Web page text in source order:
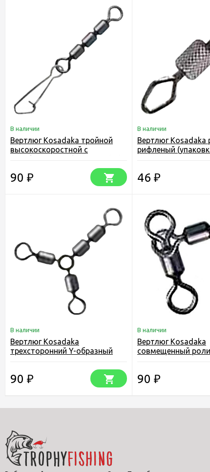
В наличии
Вертлюг Kosadaka тройной
высокоскоростной с
90 ₽
В наличии
Вертлюг Kosadaka
рифленый
46 ₽
В наличии
Вертлюг Kosadaka
трехсторонний Y-образный
90 ₽
В наличии
Вертлюг Kosadaka
совмещенный
90 ₽